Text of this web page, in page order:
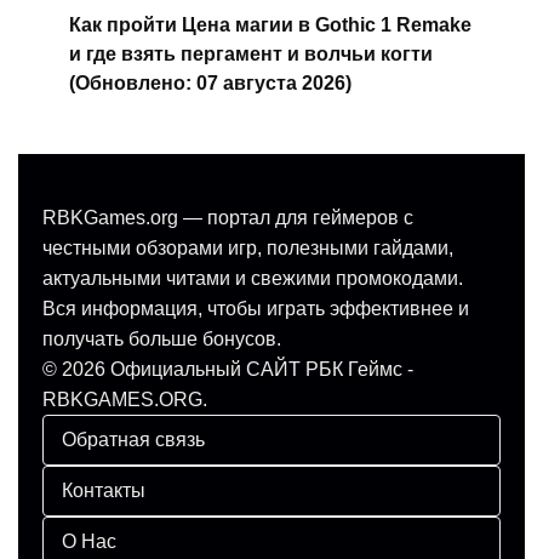
Как пройти Цена магии в Gothic 1 Remake
и где взять пергамент и волчьи когти
(Обновлено: 07 августа 2026)
RBKGames.org — портал для геймеров с
честными обзорами игр, полезными гайдами,
актуальными читами и свежими промокодами.
Вся информация, чтобы играть эффективнее и
получать больше бонусов.
© 2026 Официальный САЙТ РБК Геймс -
RBKGAMES.ORG.
Обратная связь
Контакты
О Нас